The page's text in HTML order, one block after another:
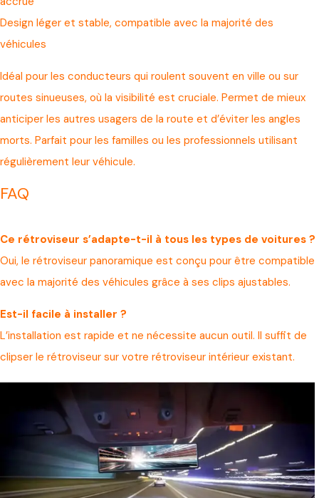
Design léger et stable, compatible avec la majorité des
véhicules
Idéal pour les conducteurs qui roulent souvent en ville ou sur
routes sinueuses, où la visibilité est cruciale. Permet de mieux
anticiper les autres usagers de la route et d’éviter les angles
morts. Parfait pour les familles ou les professionnels utilisant
régulièrement leur véhicule.
FAQ
Ce rétroviseur s’adapte-t-il à tous les types de voitures ?
Oui, le rétroviseur panoramique est conçu pour être compatible
avec la majorité des véhicules grâce à ses clips ajustables.
Est-il facile à installer ?
L’installation est rapide et ne nécessite aucun outil. Il suffit de
clipser le rétroviseur sur votre rétroviseur intérieur existant.